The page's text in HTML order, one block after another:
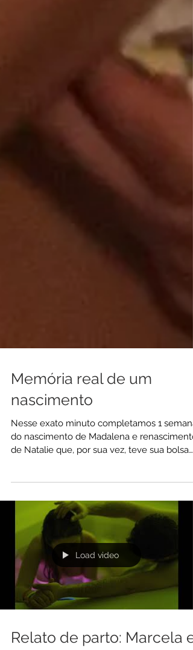
Memória real de um
nascimento
Nesse exato minuto completamos 1 semana
do nascimento de Madalena e renascimento
rota...
Load video